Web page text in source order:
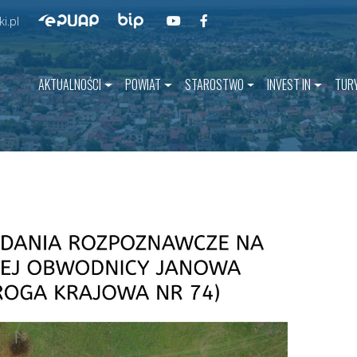
Przejdź do ePUAPPrzejdź do BIPPrzejdź do naszego kanału na
AKTUALNOŚCI POWIAT STAROSTWO INVEST IN